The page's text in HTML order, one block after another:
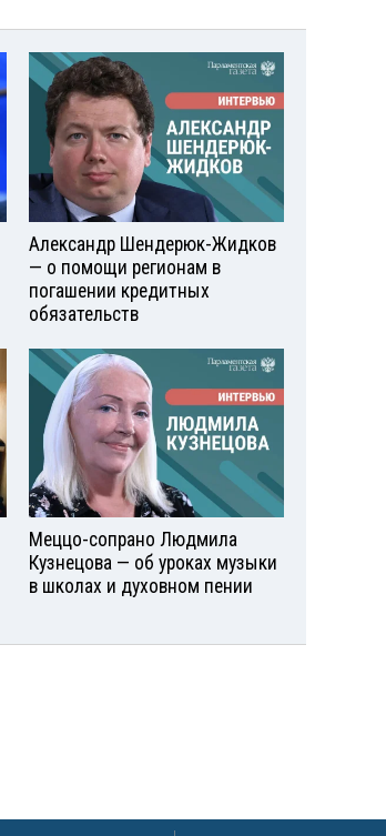
Александр Шендерюк-Жидков
— о помощи регионам в
погашении кредитных
обязательств
Меццо-сопрано Людмила
Кузнецова — об уроках музыки
в школах и духовном пении